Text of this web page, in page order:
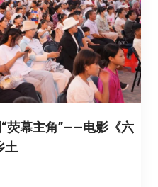
荧幕主角”——电影《六
土